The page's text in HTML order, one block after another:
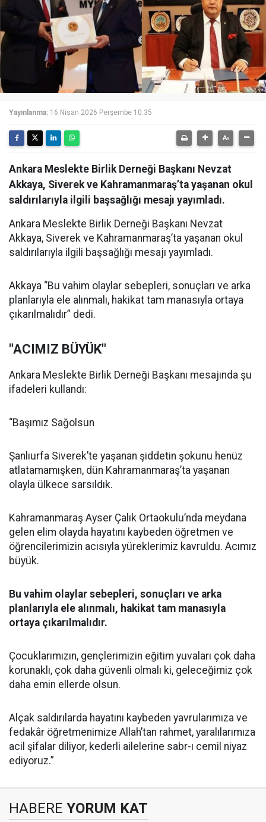
Yayınlanma: 16 Nisan 2026 Perşembe 10:35
Ankara Meslekte Birlik Derneği Başkanı Nevzat
Akkaya, Siverek ve Kahramanmaraş’ta yaşanan okul
saldırılarıyla ilgili başsağlığı mesajı yayımladı.
Ankara Meslekte Birlik Derneği Başkanı Nevzat
Akkaya, Siverek ve Kahramanmaraş’ta yaşanan okul
saldırılarıyla ilgili başsağlığı mesajı yayımladı.
Akkaya “Bu vahim olaylar sebepleri, sonuçları ve arka
planlarıyla ele alınmalı, hakikat tam manasıyla ortaya
çıkarılmalıdır” dedi.
"ACIMIZ BÜYÜK"
Ankara Meslekte Birlik Derneği Başkanı mesajında şu
ifadeleri kullandı:
“Başımız Sağolsun
Şanlıurfa Siverek’te yaşanan şiddetin şokunu henüz
atlatamamışken, dün Kahramanmaraş’ta yaşanan
olayla ülkece sarsıldık.
Kahramanmaraş Ayser Çalık Ortaokulu’nda meydana
gelen elim olayda hayatını kaybeden öğretmen ve
öğrencilerimizin acısıyla yüreklerimiz kavruldu. Acımız
büyük.
Bu vahim olaylar sebepleri, sonuçları ve arka
planlarıyla ele alınmalı, hakikat tam manasıyla
ortaya çıkarılmalıdır.
Çocuklarımızın, gençlerimizin eğitim yuvaları çok daha
korunaklı, çok daha güvenli olmalı ki, geleceğimiz çok
daha emin ellerde olsun.
Alçak saldırılarda hayatını kaybeden yavrularımıza ve
fedakâr öğretmenimize Allah’tan rahmet, yaralılarımıza
acil şifalar diliyor, kederli ailelerine sabr-ı cemil niyaz
ediyoruz.”
HABERE YORUM KAT